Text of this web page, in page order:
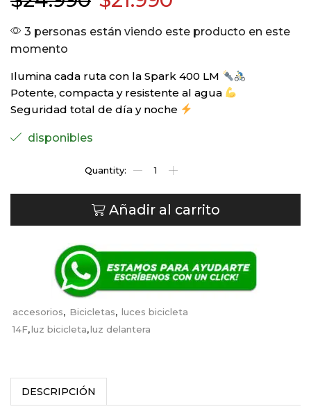
3 personas están viendo este producto en este
momento
Ilumina cada ruta con la Spark 400 LM
Potente, compacta y resistente al agua
Seguridad total de día y noche
disponibles
Añadir al carrito
accesorios, Bicicletas, luces bicicleta
14F,luz bicicleta,luz delantera
DESCRIPCIÓN